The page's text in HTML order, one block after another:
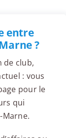
entre
?
de club,
: vous
pour le
qui